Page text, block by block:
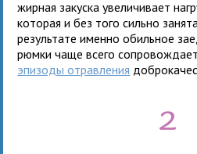
жирная закуска увеличивает
которая и без того сильно
результате именно обильное
рюмки чаще всего
эпизоды отравления
2